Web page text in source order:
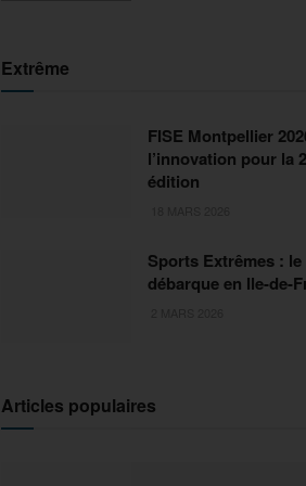
Extrême
FISE Montpellier
l’innovation pour la
édition
Sports Extrêmes : le
débarque en Ile-de-
Articles populaires